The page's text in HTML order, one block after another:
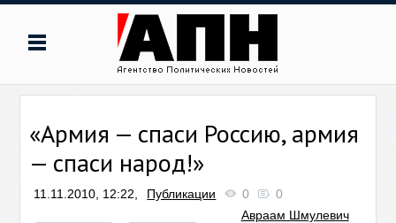
«Армия — спаси Россию, армия
— спаси народ!»
11.11.2010, 12:22, Публикации 0
0
Авраам Шмулевич